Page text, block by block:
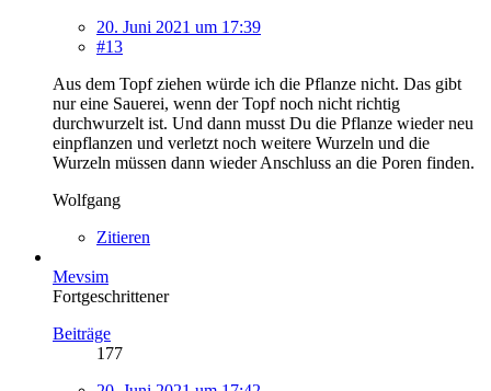
20. Juni 2021 um 17:39
#13
Aus dem Topf ziehen würde ich die Pflanze nicht. Das gibt
nur eine Sauerei, wenn der Topf noch nicht richtig
durchwurzelt ist. Und dann musst Du die Pflanze wieder neu
einpflanzen und verletzt noch weitere Wurzeln und die
Wurzeln müssen dann wieder Anschluss an die Poren finden.
Wolfgang
Zitieren
Mevsim
Fortgeschrittener
Beiträge
177